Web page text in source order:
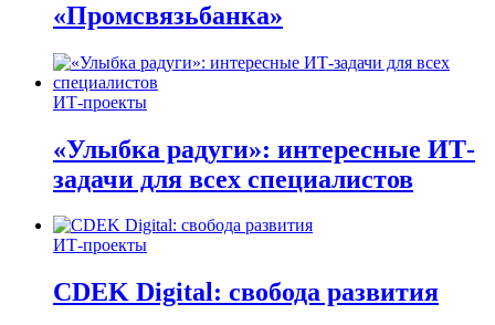
«Промсвязьбанка»
ИТ-проекты
«Улыбка радуги»: интересные ИТ-
задачи для всех специалистов
ИТ-проекты
CDEK Digital: свобода развития